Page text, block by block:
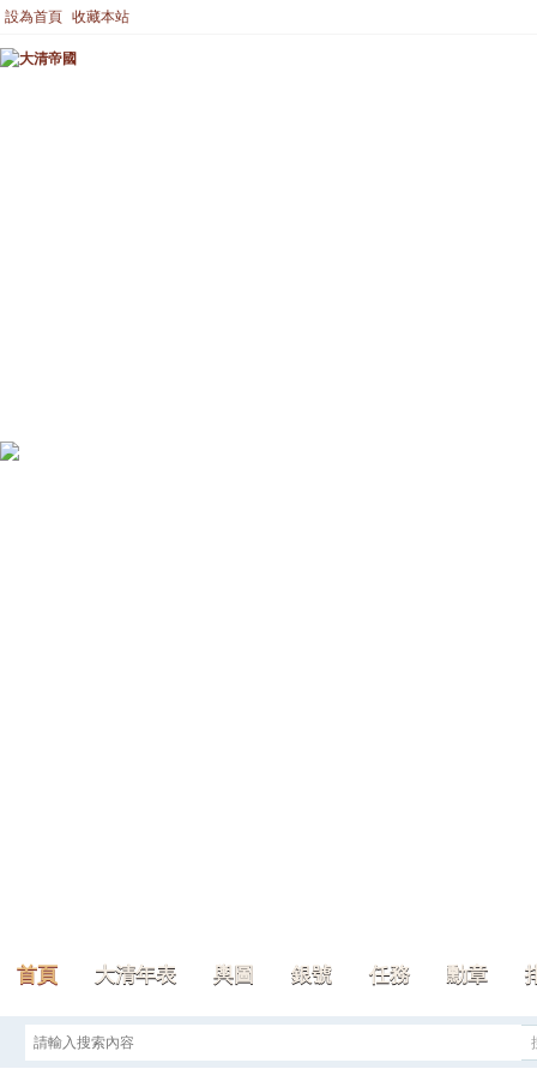
設為首頁 收藏本站
首頁 大清年表 輿圖 銀號 任務 勳章